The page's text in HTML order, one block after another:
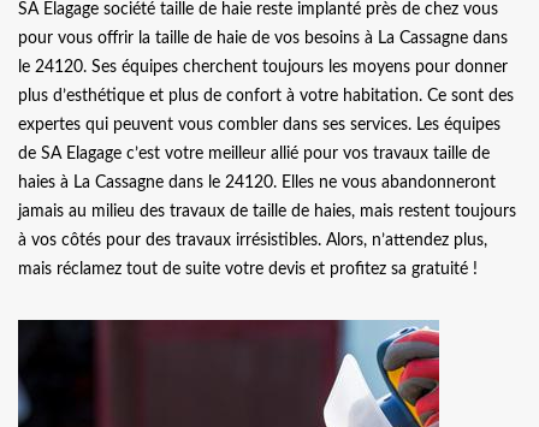
SA Elagage société taille de haie reste implanté près de chez vous
pour vous offrir la taille de haie de vos besoins à La Cassagne dans
le 24120. Ses équipes cherchent toujours les moyens pour donner
plus d’esthétique et plus de confort à votre habitation. Ce sont des
expertes qui peuvent vous combler dans ses services. Les équipes
de SA Elagage c’est votre meilleur allié pour vos travaux taille de
haies à La Cassagne dans le 24120. Elles ne vous abandonneront
jamais au milieu des travaux de taille de haies, mais restent toujours
à vos côtés pour des travaux irrésistibles. Alors, n’attendez plus,
mais réclamez tout de suite votre devis et profitez sa gratuité !